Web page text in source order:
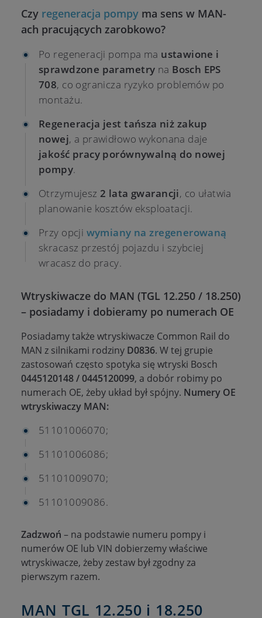
Czy regeneracja pompy ma sens w MAN-
ach pracujących zarobkowo?
Po regeneracji pompa ma ustawione i
sprawdzone parametry na Bosch EPS
708, co ogranicza ryzyko problemów po
montażu.
Regeneracja jest tańsza niż zakup
nowej, a prawidłowo wykonana daje
jakość pracy porównywalną do nowej
pompy.
Otrzymujesz2 lata gwarancji, co ułatwia
planowanie kosztów eksploatacji.
Przy opcji wymiany na zregenerowaną
skracasz przestój pojazdu i szybciej
wracasz do pracy.
Wtryskiwacze do MAN (TGL 12.250 / 18.250)
– posiadamy i dobieramy po numerach OE
Posiadamy także wtryskiwacze Common Rail do
MAN z silnikami rodziny D0836. W tej grupie
zastosowań często spotyka się wtryski Bosch
0445120148 / 0445120099, a dobór robimy po
numerach OE, żeby układ był spójny. Numery OE
wtryskiwaczy MAN:
51101006070;
51101006086;
51101009070;
51101009086.
Zadzwoń – na podstawie numeru pompy i
numerów OE lub VIN dobierzemy właściwe
wtryskiwacze, żeby zestaw był zgodny za
pierwszym razem.
MAN TGL 12.250 i 18.250